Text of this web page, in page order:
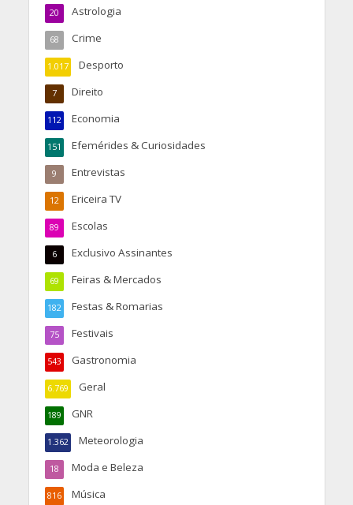
Astrologia
20
Crime
68
Desporto
1.017
Direito
7
Economia
112
Efemérides & Curiosidades
151
Entrevistas
9
Ericeira TV
12
Escolas
89
Exclusivo Assinantes
6
Feiras & Mercados
69
Festas & Romarias
182
Festivais
75
Gastronomia
543
Geral
6.769
GNR
189
Meteorologia
1.362
Moda e Beleza
18
Música
816